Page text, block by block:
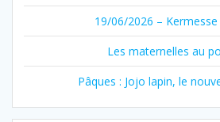
19/06/2026 – Kermesse
Les maternelles au
Pâques : Jojo lapin, le